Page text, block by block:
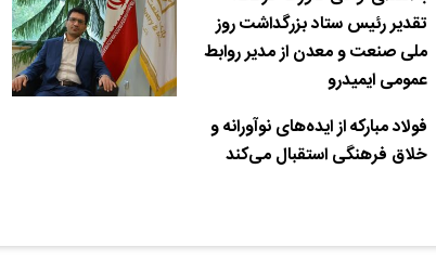
تقدیر رئیس ستاد بزرگداشت روز
ملی صنعت و معدن از مدیر روابط
عمومی ایمیدرو
فولاد مبارکه از ایده‌های نوآورانه و
خلاق فرهنگی استقبال می‌کند